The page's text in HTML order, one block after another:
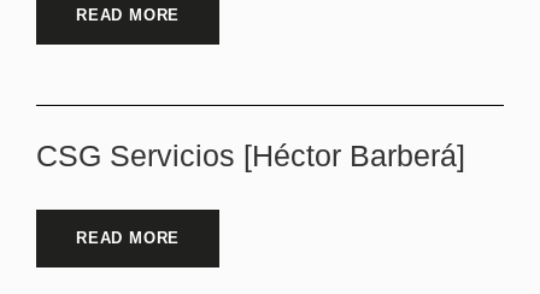
READ MORE
CSG Servicios [Héctor Barberá]
READ MORE